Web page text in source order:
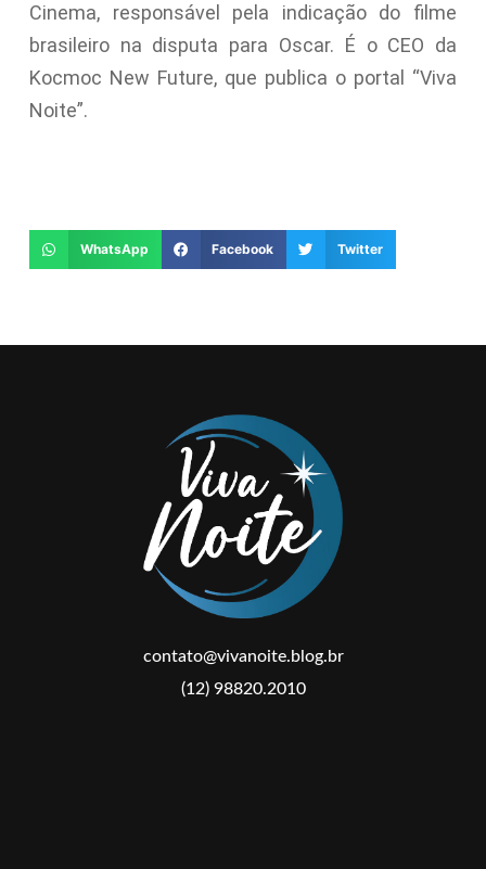
Cinema, responsável pela indicação do filme
brasileiro na disputa para Oscar. É o CEO da
Kocmoc New Future, que publica o portal “Viva
Noite”.
WhatsApp Facebook Twitter
contato@vivanoite.blog.br
(12) 98820.2010